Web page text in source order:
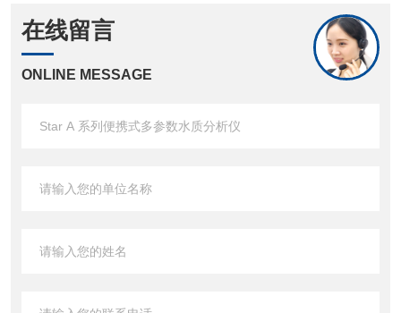
在线留言
ONLINE MESSAGE